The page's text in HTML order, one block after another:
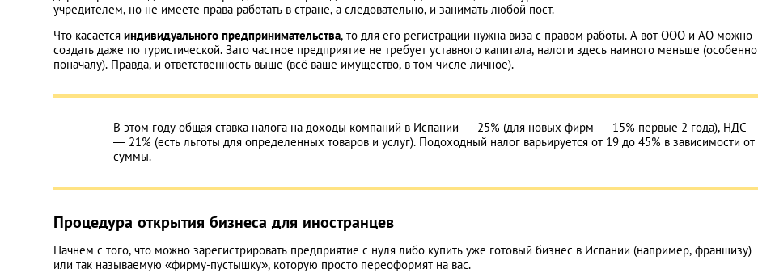
учредителем, но не имеете права работать в стране, а следовательно, и занимать любой пост.
Что касается индивидуального предпринимательства, то для его регистрации нужна виза с правом работы. А вот ООО и АО можно
создать даже по туристической. Зато частное предприятие не требует уставного капитала, налоги здесь намного меньше (особенно
поначалу). Правда, и ответственность выше (всё ваше имущество, в том числе личное).
В этом году общая ставка налога на доходы компаний в Испании ― 25% (для новых фирм — 15% первые 2 года), НДС
― 21% (есть льготы для определенных товаров и услуг). Подоходный налог варьируется от 19 до 45% в зависимости от
суммы.
Процедура открытия бизнеса для иностранцев
Начнем с того, что можно зарегистрировать предприятие с нуля либо купить уже готовый бизнес в Испании (например, франшизу)
или так называемую «фирму-пустышку», которую просто переоформят на вас.